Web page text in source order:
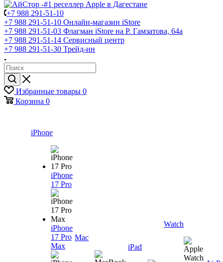
+7 988 291-51-10
+7 988 291-51-10 Онлайн-магазин iStore
+7 988 291-51-03 Флагман iStore на Р. Гамзатова, 64а
+7 988 291-51-14 Сервисный центр
+7 988 291-51-30 Трейд-ин
Избранные товары 0
Корзина 0
iPhone
iPhone
17 Pro
iPhone
17 Pro
Max
Mac
iPad
Watch